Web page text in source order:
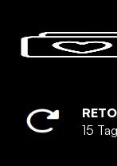
15